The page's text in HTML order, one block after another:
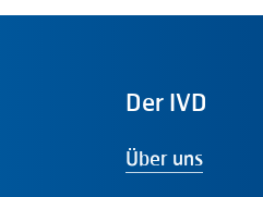
Der IVD
Über uns